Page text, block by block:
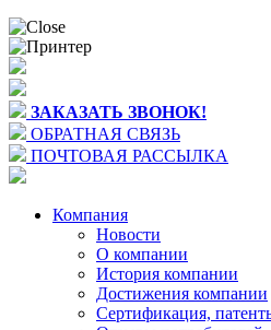
ЗАКАЗАТЬ ЗВОНОК!
ОБРАТНАЯ СВЯЗЬ
ПОЧТОВАЯ РАССЫЛКА
Компания
Новости
О компании
История компании
Достижения компании
Сертификация,